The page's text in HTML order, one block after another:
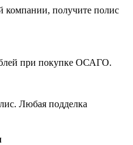
компании, получите полис
при покупке ОСАГО.
Любая подделка